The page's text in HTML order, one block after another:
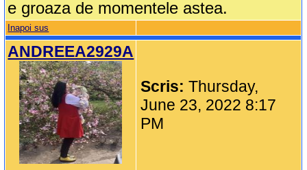
e groaza de momentele astea.
Inapoi sus
ANDREEA2929A
Scris:Thursday,
June 23, 2022 8:17
PM